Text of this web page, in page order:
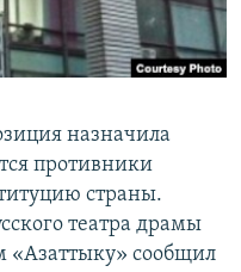
назначила
противники
страны.
театра драмы
«Азаттыку» сообщил